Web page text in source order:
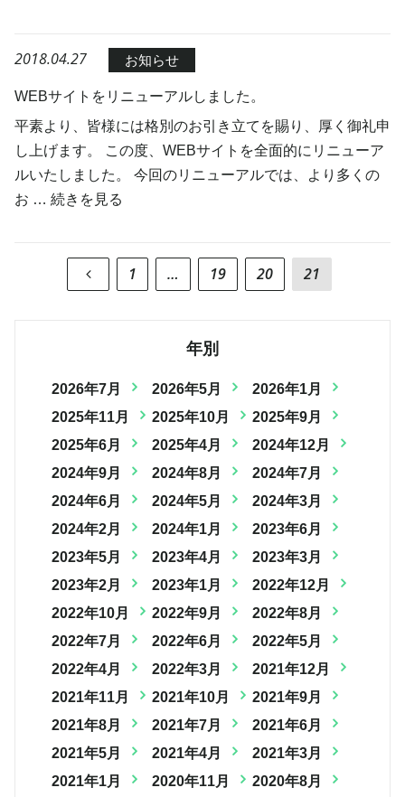
2018.04.27 お知らせ
WEBサイトをリニューアルしました。
平素より、皆様には格別のお引き立てを賜り、厚く御礼申
し上げます。 この度、WEBサイトを全面的にリニューア
ルいたしました。 今回のリニューアルでは、より多くの
お … 続きを見る
1 … 19 20 21
年別
2026年7月 2026年5月
2026年1月
2025年11月
2025年10月
2025年9月
2025年6月
2025年4月
2024年12月
2024年9月
2024年8月
2024年7月
2024年6月
2024年5月
2024年3月
2024年2月
2024年1月
2023年6月
2023年5月
2023年4月
2023年3月
2023年2月
2023年1月
2022年12月
2022年10月
2022年9月
2022年8月
2022年7月
2022年6月
2022年5月
2022年4月
2022年3月
2021年12月
2021年11月
2021年10月
2021年9月
2021年8月
2021年7月
2021年6月
2021年5月
2021年4月
2021年3月
2021年1月
2020年11月
2020年8月